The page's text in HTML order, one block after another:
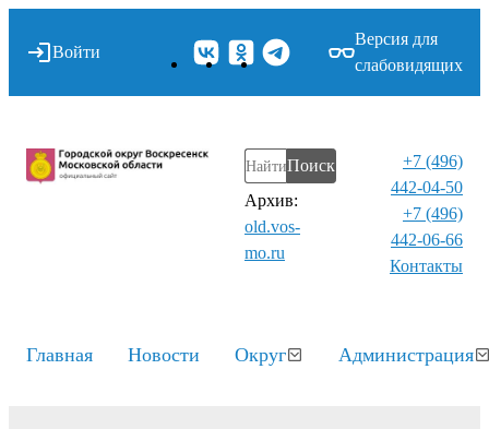
Войти
Версия для
слабовидящих
Поиск
Архив:
old.vos-
mo.ru
+7 (496)
442-04-50
+7 (496)
442-06-66
Контакты⁠
Главная Новости Округ Администрация